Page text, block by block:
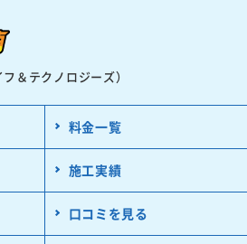
＆テクノロジーズ）
料金一覧
施工実績
口コミを見る